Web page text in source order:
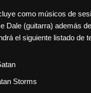
como músicos de
Dale (guitarra) además
el siguiente listado de
Storms